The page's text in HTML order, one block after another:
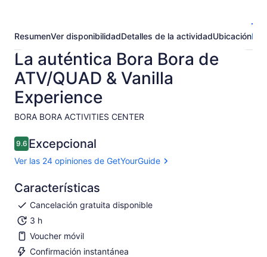
ResumenVer disponibilidadDetalles de la actividadUbicación
La auténtica Bora Bora de
ATV/QUAD & Vanilla
Experience
BORA BORA ACTIVITIES CENTER​
9.69.6 de 10
Excepcional
Ver las 24 opiniones de GetYourGuide
Características
Cancelación gratuita disponible
3 h
Voucher móvil
Confirmación instantánea